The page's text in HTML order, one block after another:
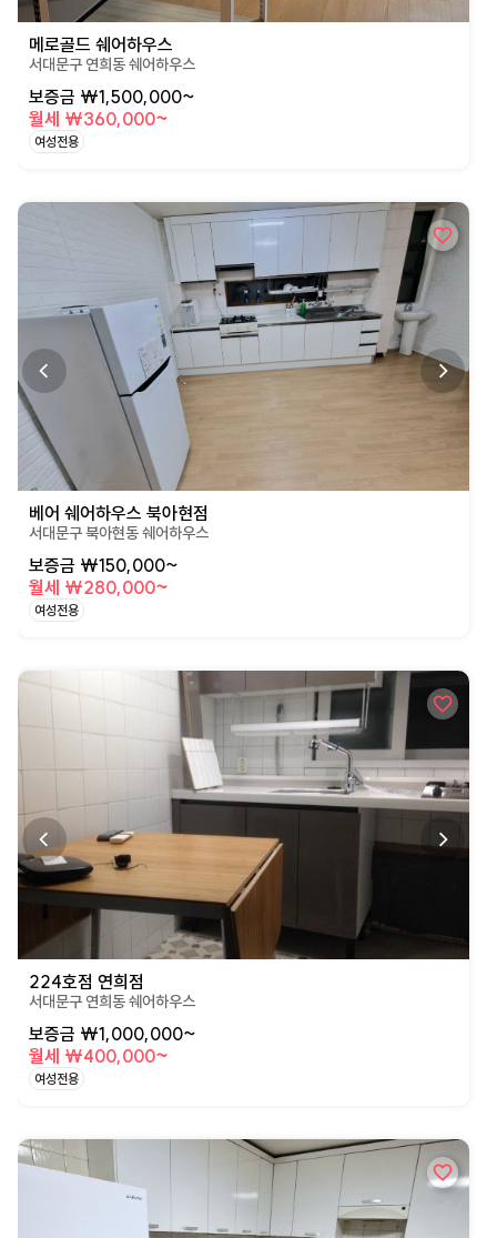
메로골드 쉐어하우스
서대문구 연희동 쉐어하우스
보증금 ₩1,500,000~
월세 ₩360,000~
여성전용
베어 쉐어하우스 북아현점
서대문구 북아현동 쉐어하우스
보증금 ₩150,000~
월세 ₩280,000~
여성전용
상세페이지로 이동
224호점 연희점
서대문구 연희동 쉐어하우스
보증금 ₩1,000,000~
월세 ₩400,000~
여성전용
상세페이지로 이동
상세페이지로 이동